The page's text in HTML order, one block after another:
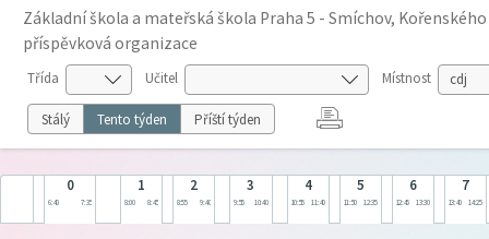
Základní škola a mateřská škola Praha 5 - Smíchov,
příspěvková organizace
Třída Učitel Místnost
Stálý Tento týden Příští týden
0
6:40 7:35
1
8:00 8:45
2
8:55 9:40
3
9:55 10:40
4
10:55 11:40
5
11:50 12:35
6
12:45 13:30
7
13:40 14:25